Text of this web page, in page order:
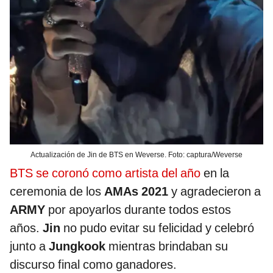
Actualización de Jin de BTS en Weverse. Foto: captura/Weverse
BTS se coronó como artista del año en la
ceremonia de los AMAs 2021 y agradecieron a
ARMY por apoyarlos durante todos estos
años. Jin no pudo evitar su felicidad y celebró
junto aJungkook mientras brindaban su
discurso final como ganadores.